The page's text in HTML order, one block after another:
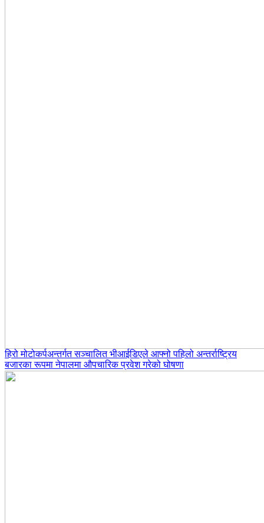
हिरो मोटोकर्पअन्तर्गत सञ्चालित भीआईडिएले आफ्नो पहिलो अन्तर्राष्ट्रिय
बजारका रूपमा नेपालमा औपचारिक प्रवेश गरेको घोषणा